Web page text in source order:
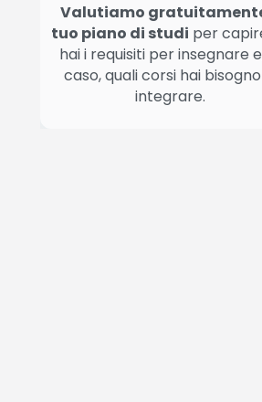
Valutiamo
tuo piano di studi per
hai i requisiti per insegnare
caso, quali corsi hai
integrare.